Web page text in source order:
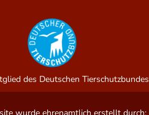
des Deutschen Tierschutzbundes
wurde ehrenamtlich erstellt durch: